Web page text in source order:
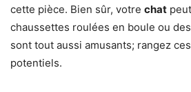
cette pièce. Bien sûr, votre chat
chaussettes roulées en boule ou
sont tout aussi amusants; rangez
potentiels.